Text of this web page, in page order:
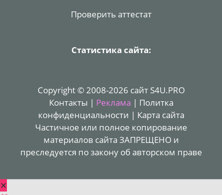
Проверить аттестат
Статистика сайта:
Copyright © 2008-2026 сайт S4U.PRO
Контакты | Реклама | Политка
конфиденциальности | Карта сайта
Частичное или полное копирование
материалов сайта ЗАПРЕЩЕНО и
преследуется по закону об авторском праве
✕